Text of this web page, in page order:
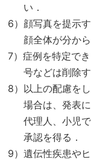
い．
6）顔写真を提示
顔全体が分か
7）症例を特定で
号などは削除す
8）以上の配慮を
場合は、発表
代理人、小児
承認を得る．
9）遺伝性疾患や